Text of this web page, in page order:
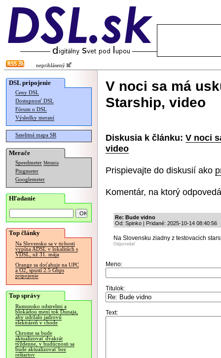
neprihlásený
DSL pripojenie
Ceny DSL
Dostupnosť DSL
Fórum o DSL
Výsledky meraní
Satelitná mapa SR
Merače
Speedmeter Merania
Pingmeter
Googlemeter
Hľadanie
Top články
Na Slovensku sa v tichosti
vypína ADSL v lokalitách s
VDSL, už 31. mája
Orange sa doťahuje na UPC
a O2, spustí 2.5 Gbps
pripojenie
Top správy
Rumunsko odstrelmi a
blokádou mení tok Dunaja,
aby udržalo jadrovú
elektráreň v chode
Chrome sa bude
aktualizovať dvakrát
týždenne, v budúcnosti sa
bude aktualizovať bez
reštartov
V noci sa má
Starship, video
Diskusia k článku: V noci
video
Prispievajte do diskusií ako
Komentár, na ktorý
Re: Bude vidno
Od: Spinko | Pridané: 2025-10-14 08:40:56
Na Slovensku ziadny z testovacich
Odpovedať
Meno:
Titulok:
Text: